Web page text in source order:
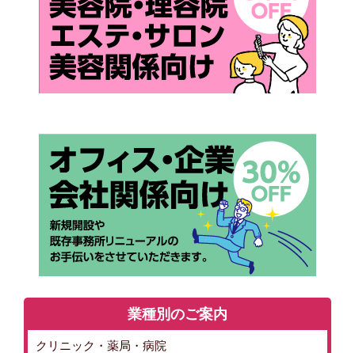
業種別のご案内
クリニック・薬局・病院